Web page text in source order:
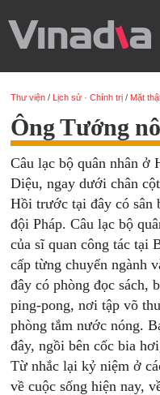
Thư viện / Lịch sử · Chính trị / Mặt
Ông Tướng
Câu lạc bộ quân nhân ở
Diệu, ngay dưới chân
Hồi trước tại đây có sân
đội Pháp. Câu lạc bộ
của sĩ quan công tác tại
cấp từng chuyển ngành
đây có phòng đọc sách,
ping-pong, nơi tập võ
phòng tắm nước nóng.
đây, ngồi bên cốc bia
Từ nhắc lại kỷ niệm ở
về cuộc sống hiện nay,